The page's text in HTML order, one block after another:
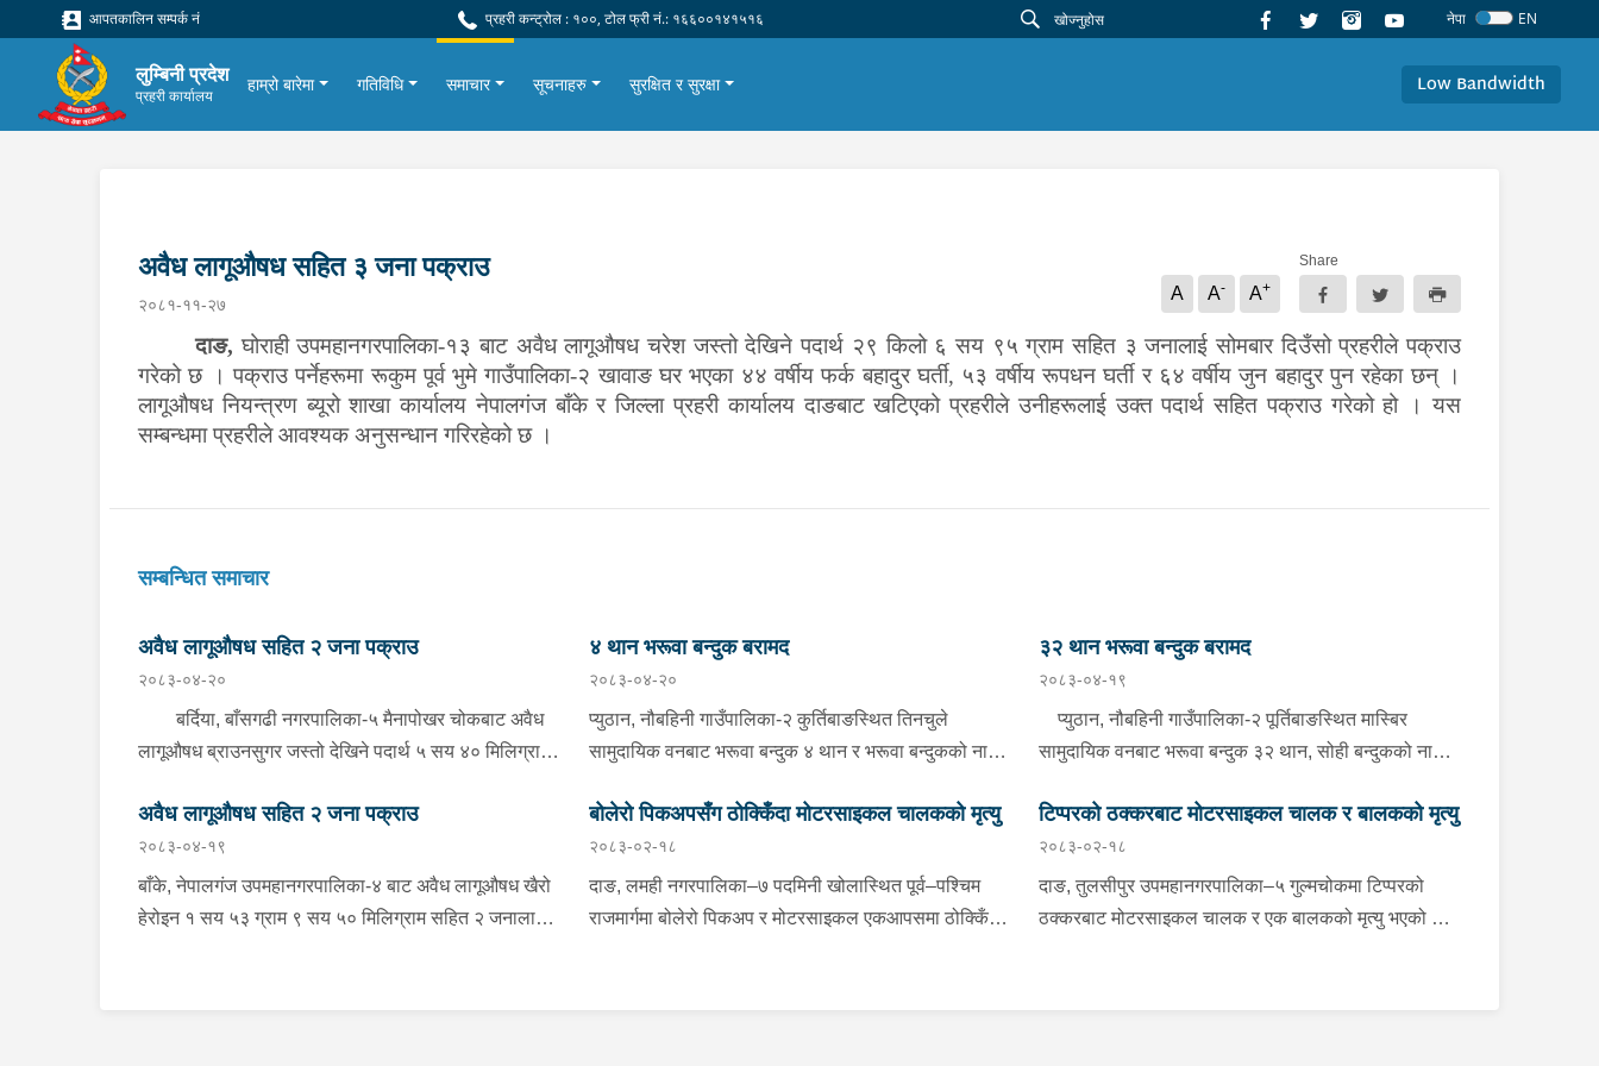
आपतकालिन सम्पर्क नं प्रहरी कन्ट्रोल : १००, टोल फ्री नं.: १६६००१४१५१६ नेपा EN
लुम्बिनी प्रदेश
प्रहरी कार्यालय
हाम्रो बारेमा गतिविधि समाचार सूचनाहरु सुरक्षित र सुरक्षा Low Bandwidth
अवैध लागूऔषध सहित ३ जना पक्राउ
२०८१-११-२७
A A- A+
Share
दाङ, घोराही उपमहानगरपालिका-१३ बाट अवैध लागूऔषध चरेश जस्तो देखिने पदार्थ २९ किलो ६ सय ९५ ग्राम सहित ३ जनालाई सोमबार दिउँसो प्रहरीले पक्राउ
गरेको छ । पक्राउ पर्नेहरूमा रूकुम पूर्व भुमे गाउँपालिका-२ खावाङ घर भएका ४४ वर्षीय फर्क बहादुर घर्ती, ५३ वर्षीय रूपधन घर्ती र ६४ वर्षीय जुन बहादुर पुन रहेका छन् ।
लागूऔषध नियन्त्रण ब्यूरो शाखा कार्यालय नेपालगंज बाँके र जिल्ला प्रहरी कार्यालय दाङबाट खटिएको प्रहरीले उनीहरूलाई उक्त पदार्थ सहित पक्राउ गरेको हो ।यस
सम्बन्धमा प्रहरीले आवश्यक अनुसन्धान गरिरहेको छ ।
सम्बन्धित समाचार
अवैध लागूऔषध सहित २ जना पक्राउ
२०८३-०४-२०
बर्दिया, बाँसगढी नगरपालिका-५ मैनापोखर चोकबाट अवैध
लागूऔषध ब्राउनसुगर जस्तो देखिने पदार्थ ५ सय ४० मिलिग्राम
पक्राउ पर्नेहरूमा सोही नगरपालिका-६ बस्ने २४ वर्षीय किरण
नेपाली र ३६ वर्षीय सतिराम थारू रहेका छन् । इलाका प्रहरी
कार्यालय मोतिपुरबाट खटिएको प्रहरीले दमौलीबाट बासगढीतर्फ
आउँदै गरेको भे.५ प २०३९ नम्बरको मोटरसाइकलमा सवार
४ थान भरूवा बन्दुक बरामद
२०८३-०४-२०
प्युठान, नौबहिनी गाउँपालिका-२ कुर्तिबाङस्थित तिनचुले
सामुदायिक वनबाट भरूवा बन्दुक ४ थान र भरूवा बन्दुकको नाल
कार्यालय लुङबाहानेबाट खटिएको प्रहरीले उक्त बन्दुक फेला
पारी बरामद गरेको हो । यस सम्बन्धमा प्रहरीले आवश्यक
अनुसन्धान गरिरहेको छ ।
३२ थान भरूवा बन्दुक बरामद
२०८३-०४-१९
प्युठान, नौबहिनी गाउँपालिका-२ पूर्तिबाङस्थित मास्बिर
सामुदायिक वनबाट भरूवा बन्दुक ३२ थान, सोही बन्दुकको नाल
बिहान प्रहरीले बरामद गरेको छ । इलाका प्रहरी कार्यालय
लुङबाहानेबाट खटिएको प्रहरीले उक्त हातहतियार फेला पारी
बरामद गरेको हो । यस सम्बन्धमा प्रहरीले आवश्यक
अनुसन्धान गरिरहेको छ ।
अवैध लागूऔषध सहित २ जना पक्राउ
२०८३-०४-१९
बाँके, नेपालगंज उपमहानगरपालिका-४ बाट अवैध लागूऔषध खैरो
हेरोइन १ सय ५३ ग्राम ९ सय ५० मिलिग्राम सहित २ जनालाई
बोलेरो पिकअपसँग ठोक्किँदा मोटरसाइकल चालकको मृत्यु
२०८३-०२-१८
दाङ, लमही नगरपालिका–७ पदमिनी खोलास्थित पूर्व–पश्चिम
राजमार्गमा बोलेरो पिकअप र मोटरसाइकल एकआपसमा ठोक्किँदा
टिप्परको ठक्करबाट मोटरसाइकल चालक र बालकको मृत्यु
२०८३-०२-१८
दाङ, तुलसीपुर उपमहानगरपालिका–५ गुल्मचोकमा टिप्परको
ठक्करबाट मोटरसाइकल चालक र एक बालकको मृत्यु भएको छ।